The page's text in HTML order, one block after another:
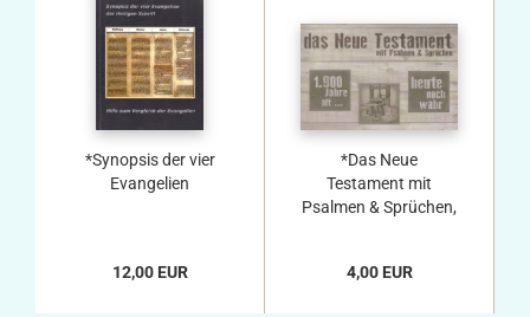
*Synopsis der vier
Evangelien
12,00 EUR
*Das Neue
Testament mit
Psalmen & Sprüchen,
4,00 EUR